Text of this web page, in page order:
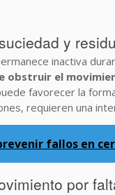
y
inactiva
obstruir el
favorecer la
requieren una
fallos en
por